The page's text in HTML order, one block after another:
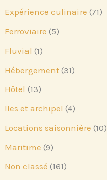
Expérience culinaire (71)
Ferroviaire (5)
Fluvial (1)
Hébergement (31)
Hôtel (13)
Iles et archipel (4)
Locations saisonnière (10)
Maritime (9)
Non classé (161)